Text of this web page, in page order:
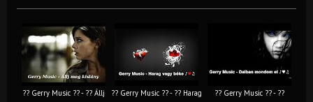
?? Gerry Music ?? - ?? Állj
?? Gerry Music ?? - ?? Harag
?? Gerry Music ?? - ??